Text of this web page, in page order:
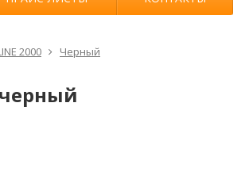
2000
Черный